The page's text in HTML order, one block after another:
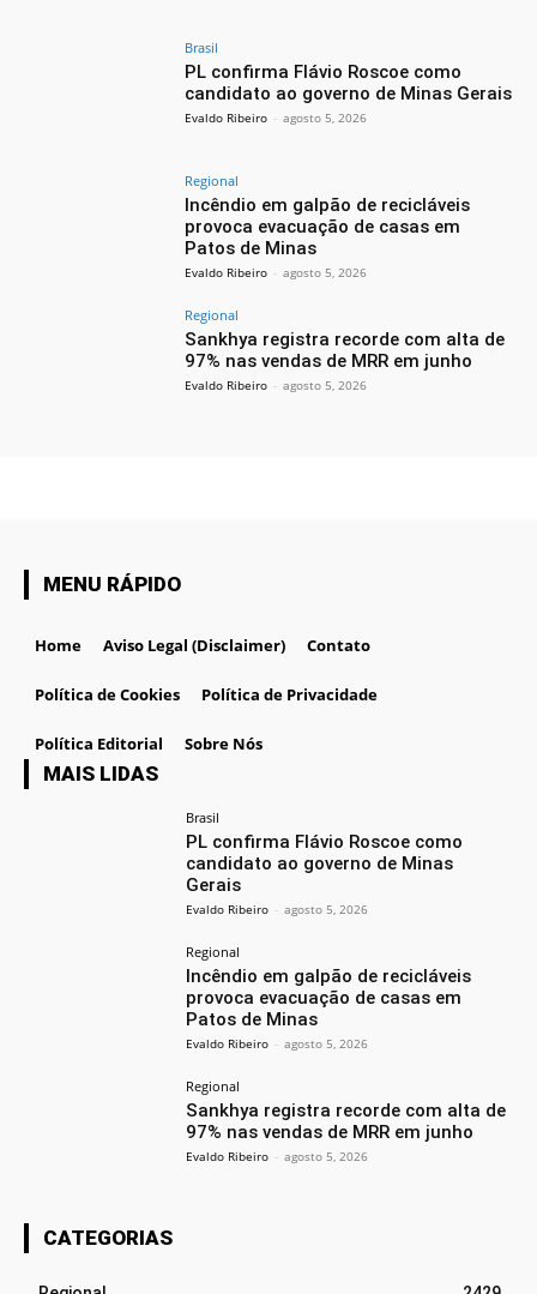
Brasil
PL confirma Flávio Roscoe como
candidato ao governo de Minas Gerais
Evaldo Ribeiro - agosto 5, 2026
Regional
Incêndio em galpão de recicláveis
provoca evacuação de casas em
Patos de Minas
Evaldo Ribeiro - agosto 5, 2026
Regional
Sankhya registra recorde com alta de
97% nas vendas de MRR em junho
Evaldo Ribeiro - agosto 5, 2026
MENU RÁPIDO
Home Aviso Legal (Disclaimer) Contato
Política de Cookies Política de Privacidade
Política Editorial Sobre Nós
MAIS LIDAS
Brasil
PL confirma Flávio Roscoe como
candidato ao governo de Minas
Gerais
Evaldo Ribeiro - agosto 5, 2026
Regional
Incêndio em galpão de recicláveis
provoca evacuação de casas em
Patos de Minas
Evaldo Ribeiro - agosto 5, 2026
Regional
Sankhya registra recorde com alta de
97% nas vendas de MRR em junho
Evaldo Ribeiro - agosto 5, 2026
CATEGORIAS